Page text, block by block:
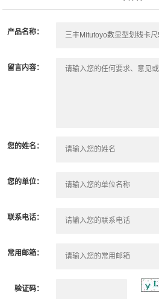
产品名称：
留言内容：
您的姓名：
您的单位：
联系电话：
常用邮箱：
验证码：